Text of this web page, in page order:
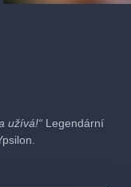
užívá!“ Legendární